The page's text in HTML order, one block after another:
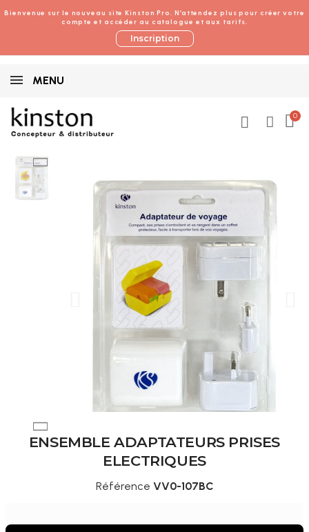
Bienvenue sur le nouveau site Kinston Pro. N’attendez plus pour créer votre
compte et accéder au catalogue et aux tarifs.
Inscription
MENU
ENSEMBLE ADAPTATEURS PRISES
ELECTRIQUES
Référence VV0-107BC